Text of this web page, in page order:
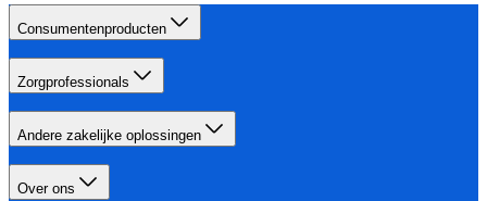
Consumentenproducten
Zorgprofessionals
Andere zakelijke oplossingen
Over ons